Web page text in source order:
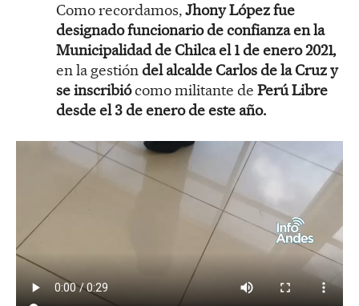
Como recordamos,Jhony López fue
designado funcionario de confianza en la
Municipalidad de Chilca el 1 de enero 2021,
en la gestióndel alcalde Carlos de la Cruz y
se inscribiócomo militante de Perú Libre
desde el 3 de enero de este año.